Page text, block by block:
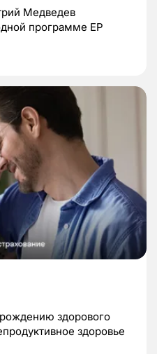
Медведев
программе ЕР
здорового
здоровье